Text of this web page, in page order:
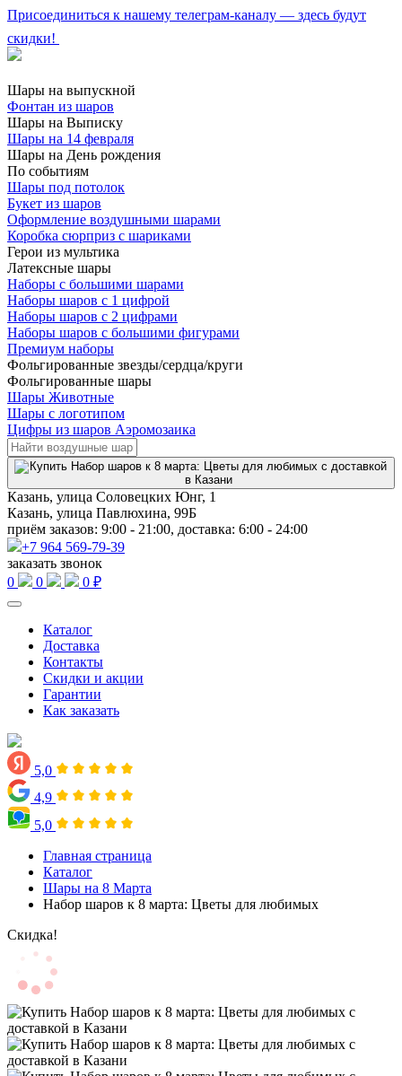
Присоединиться к нашему телеграм-каналу — здесь будут
скидки!
Шары на выпускной
Фонтан из шаров
Шары на Выписку
Шары на 14 февраля
Шары на День рождения
По событиям
Шары под потолок
Букет из шаров
Оформление воздушными шарами
Коробка сюрприз с шариками
Герои из мультика
Латексные шары
Наборы с большими шарами
Наборы шаров с 1 цифрой
Наборы шаров с 2 цифрами
Наборы шаров с большими фигурами
Премиум наборы
Фольгированные звезды/сердца/круги
Фольгированные шары
Шары Животные
Шары с логотипом
Цифры из шаров Аэромозаика
Казань, улица Соловецких Юнг, 1
Казань, улица Павлюхина, 99Б
приём заказов: 9:00 - 21:00, доставка: 6:00 - 24:00
+7 964 569-79-39
заказать звонок
0
0 0 ₽
Каталог
Доставка
Контакты
Скидки и акции
Гарантии
Как заказать
5,0
4,9
5,0
Главная страница
Каталог
Шары на 8 Марта
Набор шаров к 8 марта: Цветы для любимых
Скидка!